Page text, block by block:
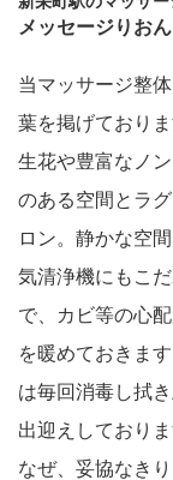
メッセージりおん
当マッサージ整
葉を掲げておりま
生花や豊富なノ
のある空間とラ
ロン。静かな空
気清浄機にもこ
で、カビ等の心
を暖めておきま
は毎回消毒し拭
出迎えしておりま
なぜ、妥協なき